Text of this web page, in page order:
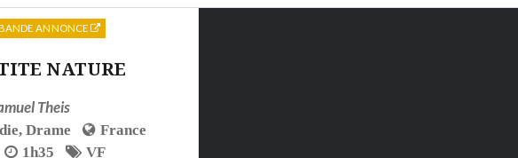
NATURE
Theis
,Drame
France
1h35
VF
ANNONCE